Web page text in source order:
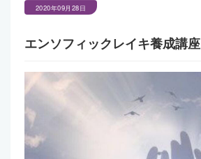
2020年09月28日
エンソフィックレイキ養成講座